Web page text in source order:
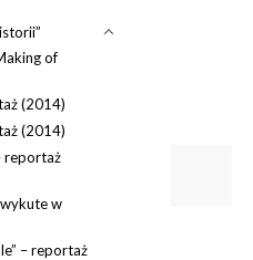
of
(2014)
(2014)
reportaż
wykute w
– reportaż